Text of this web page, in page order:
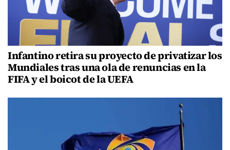
Infantino retira su proyecto de privatizar los
Mundiales tras una ola de renuncias en la
FIFA y el boicot de la UEFA